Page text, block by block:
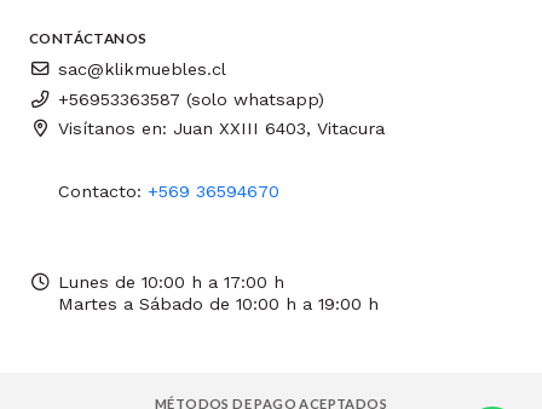
CONTÁCTANOS
sac@klikmuebles.cl
+56953363587 (solo whatsapp)
Visítanos en: Juan XXIII 6403, Vitacura
Contacto: +569 36594670
Lunes de 10:00 h a 17:00 h
Martes a Sábado de 10:00 h a 19:00 h
MÉTODOS DE PAGO ACEPTADOS